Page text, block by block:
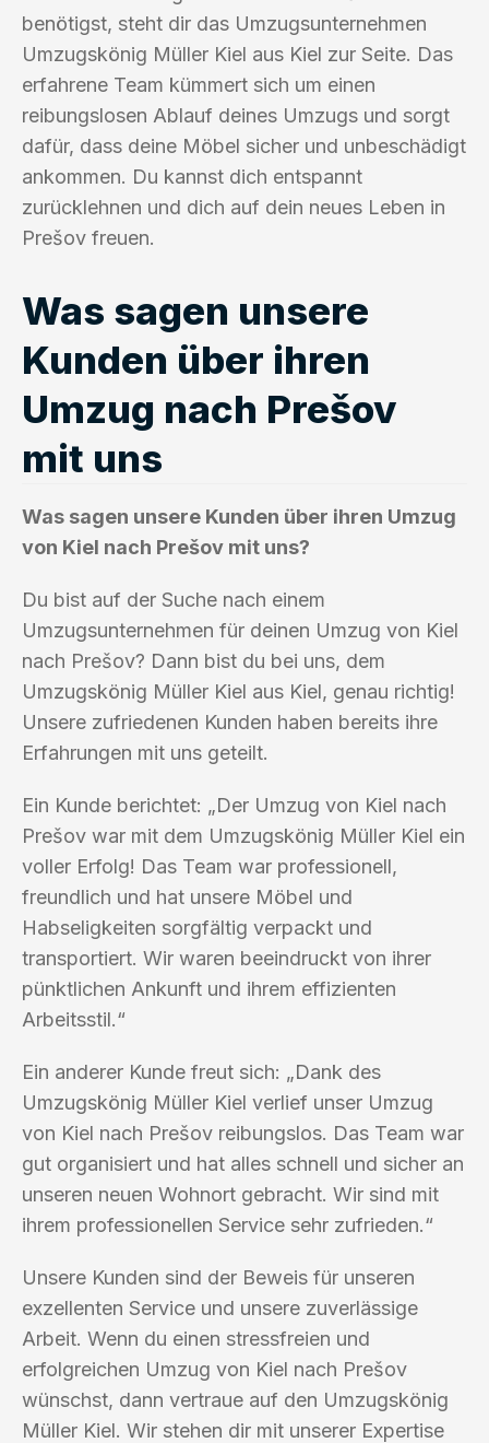
benötigst, steht dir das Umzugsunternehmen
Umzugskönig Müller Kiel aus Kiel zur Seite. Das
erfahrene Team kümmert sich um einen
reibungslosen Ablauf deines Umzugs und sorgt
dafür, dass deine Möbel sicher und unbeschädigt
ankommen. Du kannst dich entspannt
zurücklehnen und dich auf dein neues Leben in
Prešov freuen.
Was sagen unsere
Kunden über ihren
Umzug nach Prešov
mit uns
Was sagen unsere Kunden über ihren Umzug
von Kiel nach Prešov mit uns?
Du bist auf der Suche nach einem
Umzugsunternehmen für deinen Umzug von Kiel
nach Prešov? Dann bist du bei uns, dem
Umzugskönig Müller Kiel aus Kiel, genau richtig!
Unsere zufriedenen Kunden haben bereits ihre
Erfahrungen mit uns geteilt.
Ein Kunde berichtet: „Der Umzug von Kiel nach
Prešov war mit dem Umzugskönig Müller Kiel ein
voller Erfolg! Das Team war professionell,
freundlich und hat unsere Möbel und
Habseligkeiten sorgfältig verpackt und
transportiert. Wir waren beeindruckt von ihrer
pünktlichen Ankunft und ihrem effizienten
Arbeitsstil.“
Ein anderer Kunde freut sich: „Dank des
Umzugskönig Müller Kiel verlief unser Umzug
von Kiel nach Prešov reibungslos. Das Team war
gut organisiert und hat alles schnell und sicher an
unseren neuen Wohnort gebracht. Wir sind mit
ihrem professionellen Service sehr zufrieden.“
Unsere Kunden sind der Beweis für unseren
exzellenten Service und unsere zuverlässige
Arbeit. Wenn du einen stressfreien und
erfolgreichen Umzug von Kiel nach Prešov
wünschst, dann vertraue auf den Umzugskönig
Müller Kiel. Wir stehen dir mit unserer Expertise